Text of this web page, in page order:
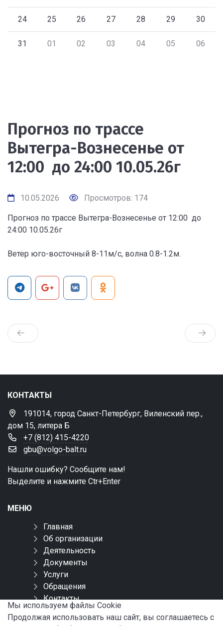
24 25 26 27 28 29 30
31 01 02 03 04 05 06
Прогноз по трассе
Вытегра-Вознесенье от
12:00 до 24:00 10.05.26г
10.05.2026 Просмотров: 174
Прогноз по трассе Вытегра-Вознесенье от 12:00 до
24:00 10.05.26г
Ветер юго-восточный 8-11м/с, волна 0.8-1.2м.
КОНТАКТЫ
191014, город Санкт-Петербург, Виленский пер.,
дом 15, литера Б
+7 (812) 415-4220
gbu@volgo-balt.ru
Нашли ошибку? Сообщите нам!
Выделите и нажмите Ctr+Enter
МЕНЮ
Главная
Об организации
Деятельность
Документы
Услуги
Обращения
Контакты
Карта сайта
Мы используем файлы Сookie
Продолжая использовать наш сайт, вы соглашаетесь с